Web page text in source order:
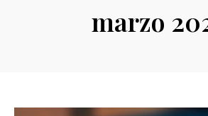
marzo